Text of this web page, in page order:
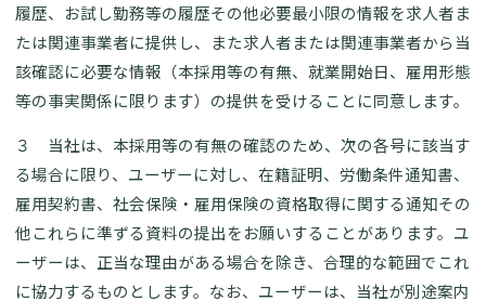
履歴、お試し勤務等の履歴その他必要最小限の情報を求人者ま
たは関連事業者に提供し、また求人者または関連事業者から当
該確認に必要な情報（本採用等の有無、就業開始日、雇用形態
等の事実関係に限ります）の提供を受けることに同意します。
３ 当社は、本採用等の有無の確認のため、次の各号に該当す
る場合に限り、ユーザーに対し、在籍証明、労働条件通知書、
雇用契約書、社会保険・雇用保険の資格取得に関する通知その
他これらに準ずる資料の提出をお願いすることがあります。ユ
ーザーは、正当な理由がある場合を除き、合理的な範囲でこれ
に協力するものとします。なお、ユーザーは、当社が別途案内